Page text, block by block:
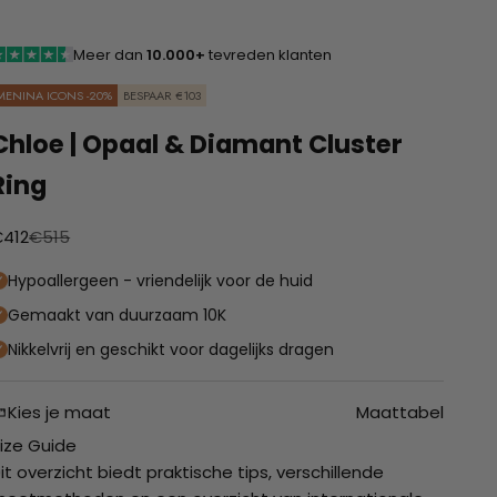
Meer dan 10.000+ tevreden klanten
ICONS -20% BESPAAR €103
| Opaal & Diamant Cluster
Normale prijs
€515
Hypoallergeen - vriendelijk voor de huid
Gemaakt van duurzaam 10K
Nikkelvrij en geschikt voor dagelijks dragen
Kies je maat
Maattabel
Guide
overzicht biedt praktische tips, verschillende